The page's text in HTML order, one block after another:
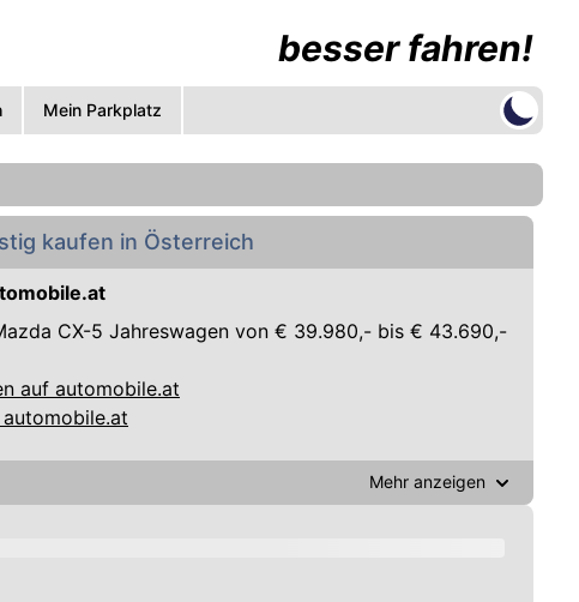
besser fahren!
Mein Parkplatz
kaufen in Österreich
CX-5 Jahreswagen von € 39.980,- bis € 43.690,-
auf automobile.at
automobile.at
Mehr anzeigen